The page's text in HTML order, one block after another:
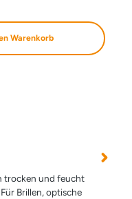
gewünschten
Warenkorb
trocken und feucht
Brillen, optische